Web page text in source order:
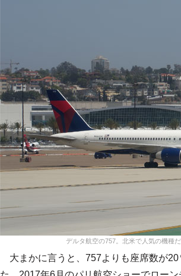
デルタ航空の757。北米で人気の機種
大まかに言うと、757よりも座席数が